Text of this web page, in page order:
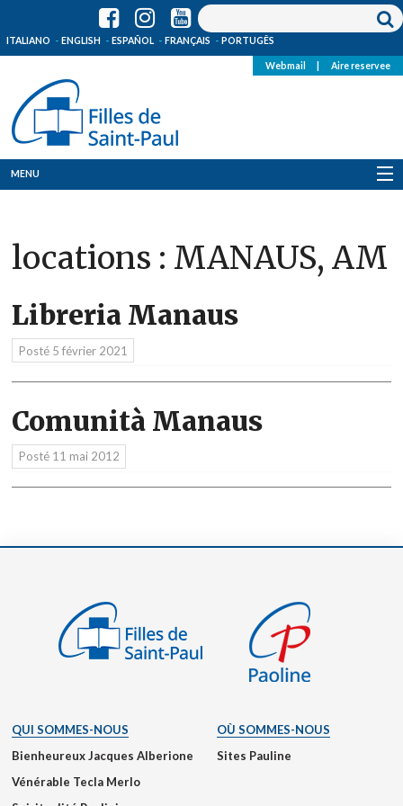
ITALIANO ENGLISH ESPAÑOL FRANÇAIS PORTUGÊS
Webmail Aire reservee
MENU
Où sommes-nous
Ressources
Media
locations : MANAUS, AM
Libreria Manaus
Posté 5 février 2021
Comunità Manaus
Posté 11 mai 2012
QUI SOMMES-NOUS
Bienheureux Jacques Alberione
Vénérable Tecla Merlo
OÙ SOMMES-NOUS
Sites Pauline